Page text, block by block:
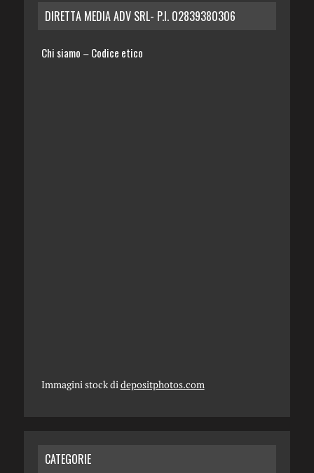
DIRETTA MEDIA ADV SRL- P.I. 02839380306
Chi siamo – Codice etico
Immagini stock di depositphotos.com
CATEGORIE